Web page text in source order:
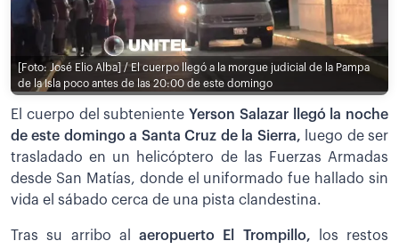
[Foto: José Elio Alba] / El cuerpo llegó a la morgue judicial de la Pampa
de la Isla poco antes de las 20:00 de este domingo
El cuerpo del subteniente Yerson Salazar llegó la noche
de este domingo a Santa Cruz de la Sierra,
luego de ser
trasladado en un helicóptero de las Fuerzas Armadas
desde San Matías, donde el uniformado fue hallado sin
vida el sábado cerca de una pista clandestina.
Tras su arribo al aeropuerto El Trompillo, los restos